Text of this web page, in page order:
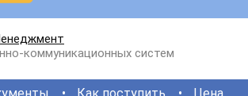
коммуникационных систем